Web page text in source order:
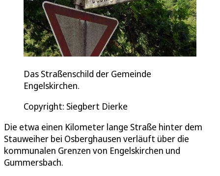
Das Straßenschild der Gemeinde
Engelskirchen.
Copyright: Siegbert Dierke
Die etwa einen Kilometer lange Straße hinter dem
Stauweiher bei Osberghausen verläuft über die
kommunalen Grenzen von Engelskirchen und
Gummersbach.